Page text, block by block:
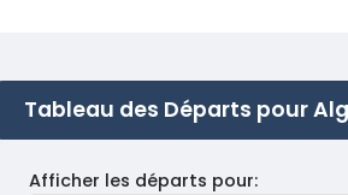
Tableau des Départs pour
Afficher les départs pour: